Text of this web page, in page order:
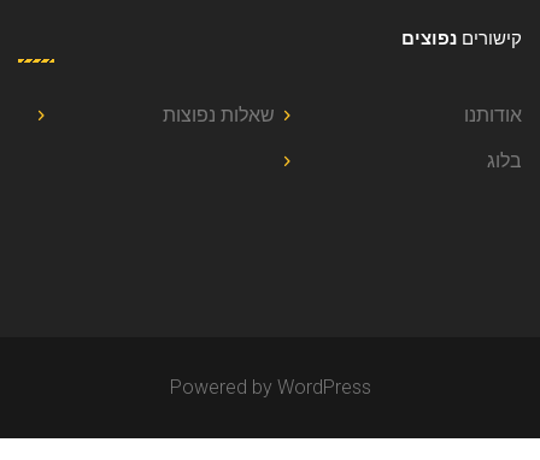
קישורים נפוצים
אודותנו
שאלות נפוצות
בלוג
Powered by WordPress